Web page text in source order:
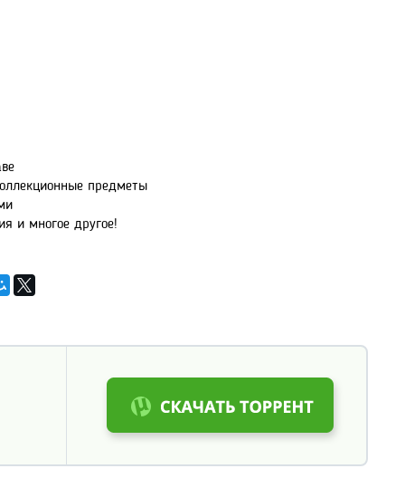
предметы
и многое другое!